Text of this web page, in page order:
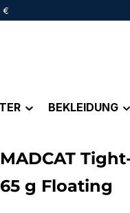
€
BEKLEIDUNG
MADCAT
65 g Floating